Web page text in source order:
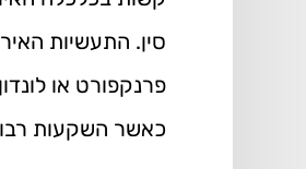
סין. התעשיות
פרנקפורט או
כאשר השקעות